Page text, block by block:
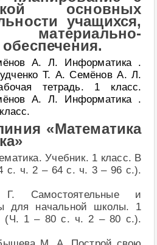
основных
учащихся,
А. Л. Информатика .
Т. А. Семёнов А. Л.
тетрадь. 1 класс.
А. Л. Информатика .
«Математика
Учебник. 1 класс. В
с. ч. 2 – 64 с. ч. 3 – 96 с.).
Самостоятельные и
для начальной школы. 1
(Ч. 1 – 80 с. ч. 2 – 80 с.).